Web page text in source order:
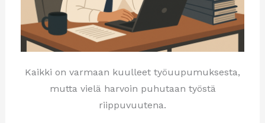
Kaikki on varmaan kuulleet työuupumuksesta,
mutta vielä harvoin puhutaan työstä
riippuvuutena.